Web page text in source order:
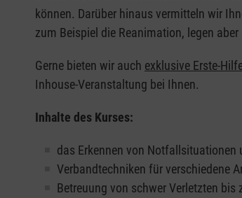
können. Darüber hinaus vermitteln wir
zum Beispiel die Reanimation, legen
Gerne bieten wir auch exklusive Erste-
Inhouse-Veranstaltung bei Ihnen.
Inhalte des Kurses:
das Erkennen von Notfallsituationen
Verbandtechniken für verschiedene
Betreuung von schwer Verletzten bis